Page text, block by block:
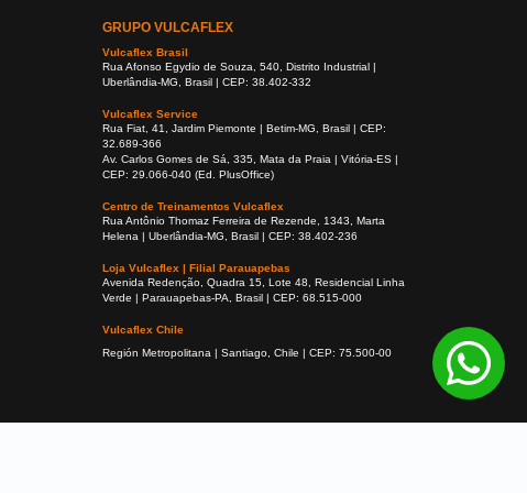
GRUPO VULCAFLEX
Vulcaflex Brasil
Rua Afonso Egydio de Souza, 540, Distrito Industrial |
Uberlândia-MG, Brasil | CEP: 38.402-332
Vulcaflex Service
Rua Fiat, 41, Jardim Piemonte | Betim-MG, Brasil | CEP:
32.689-366
Av. Carlos Gomes de Sá, 335, Mata da Praia | Vitória-ES |
CEP: 29.066-040 (Ed. PlusOffice)
Centro de Treinamentos Vulcaflex
Rua Antônio Thomaz Ferreira de Rezende, 1343, Marta
Helena | Uberlândia-MG, Brasil | CEP: 38.402-236
Loja Vulcaflex | Filial Parauapebas
Avenida Redenção, Quadra 15, Lote 48, Residencial Linha
Verde | Parauapebas-PA, Brasil | CEP: 68.515-000
Vulcaflex Chile
Región Metropolitana | Santiago, Chile | CEP: 75.500-00